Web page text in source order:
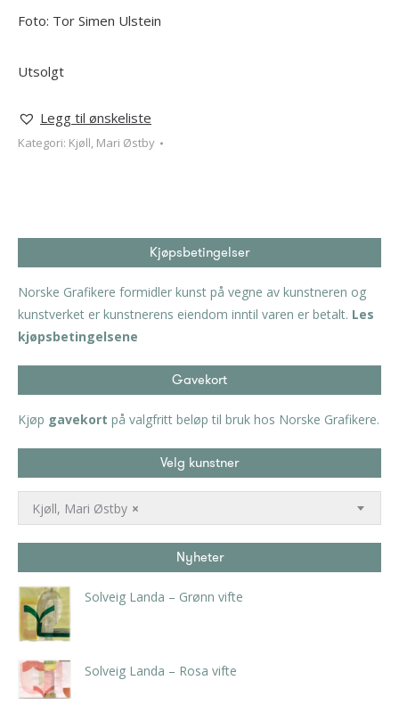
Foto: Tor Simen Ulstein
Utsolgt
Legg til ønskeliste
Kategori: Kjøll, Mari Østby
Kjøpsbetingelser
Norske Grafikere formidler kunst på vegne av kunstneren og
kunstverket er kunstnerens eiendom inntil varen er betalt. Les
kjøpsbetingelsene
Gavekort
Kjøp gavekort på valgfritt beløp til bruk hos Norske Grafikere.
Velg kunstner
×
Kjøll, Mari Østby
Nyheter
Solveig Landa – Grønn vifte
Solveig Landa – Rosa vifte